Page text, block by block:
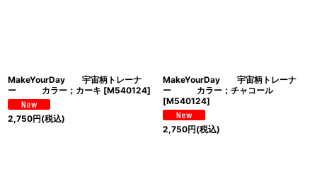
MakeYourDay 宇宙柄トレーナ
ー カラー；カーキ [M540124]
2,750円(税込)
MakeYourDay 宇宙柄トレーナ
ー カラー；チャコール
[M540124]
2,750円(税込)